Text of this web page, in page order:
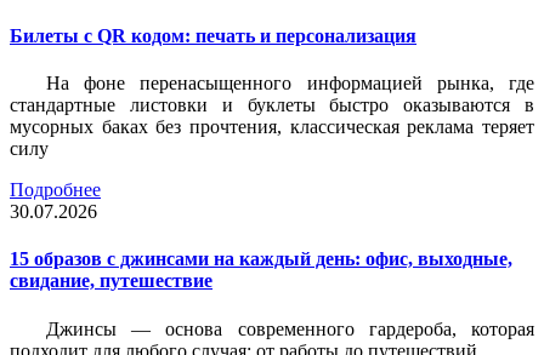
Билеты c QR кодом: печать и персонализация
На фоне перенасыщенного информацией рынка, где
стандартные листовки и буклеты быстро оказываются в
мусорных баках без прочтения, классическая реклама теряет
силу
Подробнее
30.07.2026
15 образов с джинсами на каждый день: офис, выходные,
свидание, путешествие
Джинсы — основа современного гардероба, которая
подходит для любого случая: от работы до путешествий